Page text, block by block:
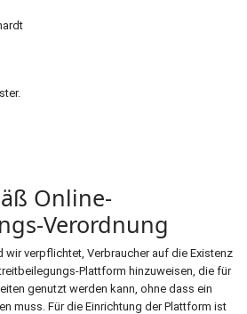
Online-
Verordnung
wir verpflichtet, Verbraucher auf die Existenz
Plattform hinzuweisen, die für
genutzt werden kann, ohne dass ein
muss. Für die Einrichtung der Plattform ist